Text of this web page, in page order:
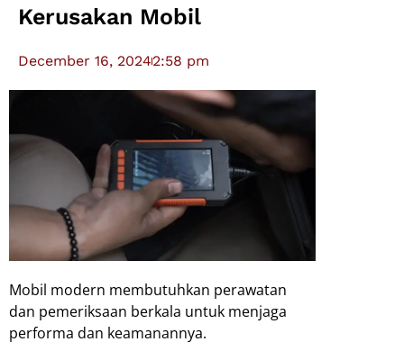
Kerusakan Mobil
December 16, 20242:58 pm
Mobil modern membutuhkan perawatan
dan pemeriksaan berkala untuk menjaga
performa dan keamanannya.